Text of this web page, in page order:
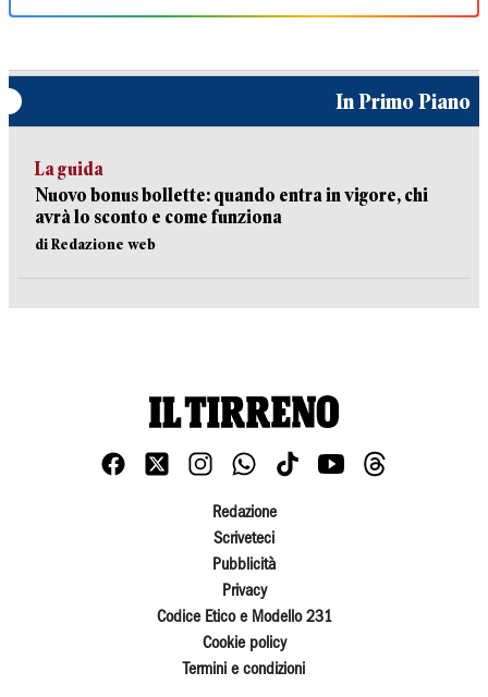
In Primo Piano
La guida
Nuovo bonus bollette: quando entra in vigore, chi
avrà lo sconto e come funziona
di Redazione web
Redazione
Scriveteci
Pubblicità
Privacy
Codice Etico e Modello 231
Cookie policy
Termini e condizioni